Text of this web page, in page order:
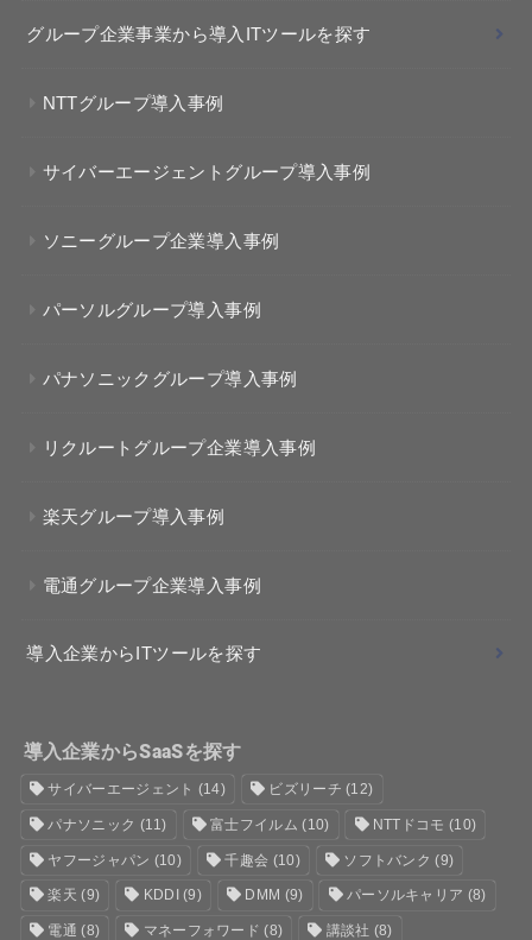
グループ企業事業から導入ITツールを探す
NTTグループ導入事例
サイバーエージェントグループ導入事例
ソニーグループ企業導入事例
パーソルグループ導入事例
パナソニックグループ導入事例
リクルートグループ企業導入事例
楽天グループ導入事例
電通グループ企業導入事例
導入企業からITツールを探す
導入企業からSaaSを探す
サイバーエージェント (14) ビズリーチ (12)
パナソニック (11) 富士フイルム (10) NTTドコモ (10)
ヤフージャパン (10) 千趣会 (10) ソフトバンク (9)
楽天 (9) KDDI (9) DMM (9) パーソルキャリア (8)
電通 (8) マネーフォワード (8) 講談社 (8)